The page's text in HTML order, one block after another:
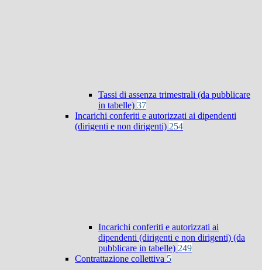
Tassi di assenza trimestrali (da pubblicare
in tabelle) 37
Incarichi conferiti e autorizzati ai dipendenti
(dirigenti e non dirigenti) 254
Incarichi conferiti e autorizzati ai
dipendenti (dirigenti e non dirigenti) (da
pubblicare in tabelle) 249
Contrattazione collettiva 5